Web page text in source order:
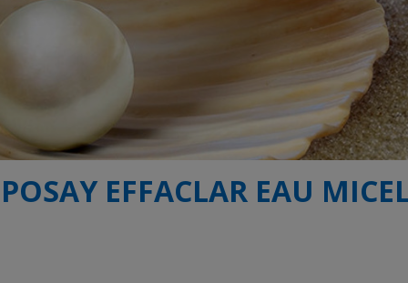
EFFACLAR EAU